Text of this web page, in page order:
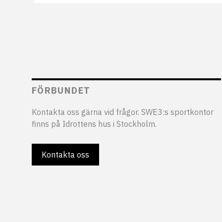
FÖRBUNDET
Kontakta oss gärna vid frågor. SWE3:s sportkontor
finns på Idrottens hus i Stockholm.
Kontakta oss